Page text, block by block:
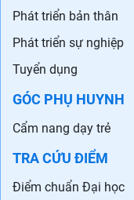
Phát triển bản thân
Phát triển sự nghiệp
Tuyển dụng
GÓC PHỤ HUYNH
Cẩm nang dạy trẻ
TRA CỨU ĐIỂM
Điểm chuẩn Đại học